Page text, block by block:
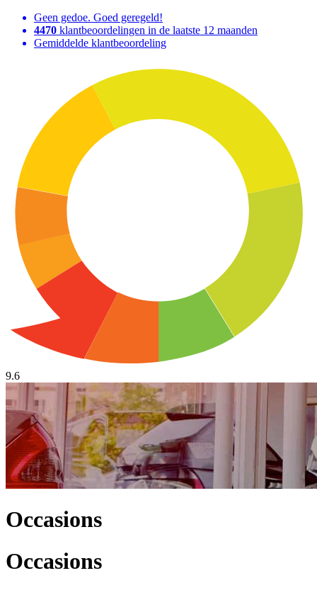
Geen gedoe. Goed geregeld!
4470 klantbeoordelingen in de laatste 12 maanden
Gemiddelde klantbeoordeling
9.6
Occasions
Occasions